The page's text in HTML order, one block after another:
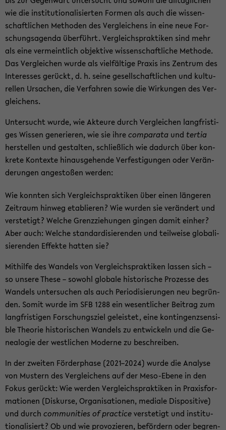
wie die in­sti­tu­tio­na­li­sier­ten For­men als auch die wis­sen­
schaft­li­chen Me­tho­den des Ver­glei­chens in eine neue For­
schungs­agen­da über­führt. Ver­gleichs­prak­ti­ken sind mehr
als eine ver­meint­lich ob­jek­ti­ve wis­sen­schaft­li­che Me­tho­de.
Das Ver­glei­chen wurde als viel­fäl­ti­ge Pra­xis ins Zen­trum des
In­ter­es­ses ge­rückt, d. h. seine ge­sell­schaft­li­chen und kul­tu­
rel­len Ur­sa­chen, die Ver­fah­ren sowie die Wir­kun­gen des Ver­
glei­chens.
Un­ter­sucht wurde, wie Ak­teu­re durch Ver­glei­chen lang­fris­ti­
ges Wis­sen ge­ne­rie­ren, wie sie ihrecom­pa­ra­ta und ter­tia
her­stel­len und ge­stal­ten, schließ­lich wie da­durch über kon­
kre­te Kon­tex­te hin­aus­ge­hen­de Ver­fes­ti­gun­gen oder Ver­än­
de­run­gen an­ge­sto­ßen wer­den:
Wie konn­ten sich Ver­gleichs­prak­ti­ken über einen län­ge­ren
Zeit­raum hin­weg eta­blie­ren? Wie wur­den sie ver­än­dert und
ver­ste­tigt? Wel­che Grenz­zie­hun­gen gin­gen damit ein­her?
Aber auch: Wel­che stan­dar­di­sie­ren­den und teil­wei­se glo­ba­li­
sie­ren­den Ef­fek­te hat­ten sie?
Mit­hil­fe des Wan­dels von Ver­gleichs­prak­ti­ken las­sen sich –
so un­se­re These – so­wohl glo­ba­le his­to­ri­sche Pro­zes­se des
Wan­dels un­ter­su­chen als auch Pe­ri­odi­sie­run­gen neu be­grün­
den. Somit wurde im SFB 1288 ein we­sent­li­cher Bei­trag zum
lang­fris­ti­gen For­schungs­ziel ge­leis­tet, eine kon­tin­genz­sen­si­
ble Theo­rie his­to­ri­schen Wan­dels zu ent­wi­ckeln und die Ge­
nea­lo­gie der west­li­chen Mo­der­ne zu be­schrei­ben.
In der zwei­ten För­der­pha­se (2021–2024) wurde die Ana­ly­se
von Mus­tern des Ver­glei­chens auf der Meso-​Ebene in den
Fokus ge­rückt: Wie wer­den Ver­gleichs­prak­ti­ken in Pra­xis­for­
ma­tio­nen (Dis­kur­se, Or­ga­ni­sa­tio­nen, me­dia­le Dis­po­si­ti­ve)
und durch com­mu­nities of prac­ti­cever­ste­tigt und in­sti­tu­
tio­na­li­siert? Ob und wie pro­vo­zie­ren, be­för­dern oder be­gren­